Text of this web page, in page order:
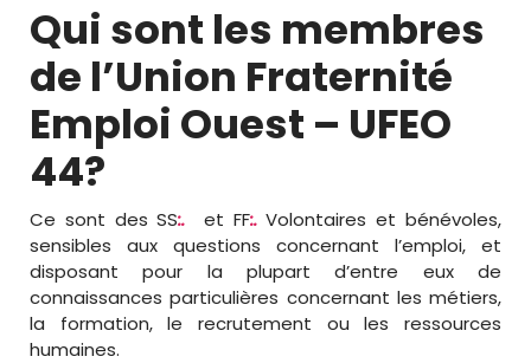
Qui sont les membres
de l’Union Fraternité
Emploi Ouest – UFEO
44?
Ce sont des SS:. et FF:.Volontaires et bénévoles,
sensibles aux questions concernant l’emploi, et
disposant pour la plupart d’entre eux de
connaissances particulières concernant les métiers,
la formation, le recrutement ou les ressources
humaines.